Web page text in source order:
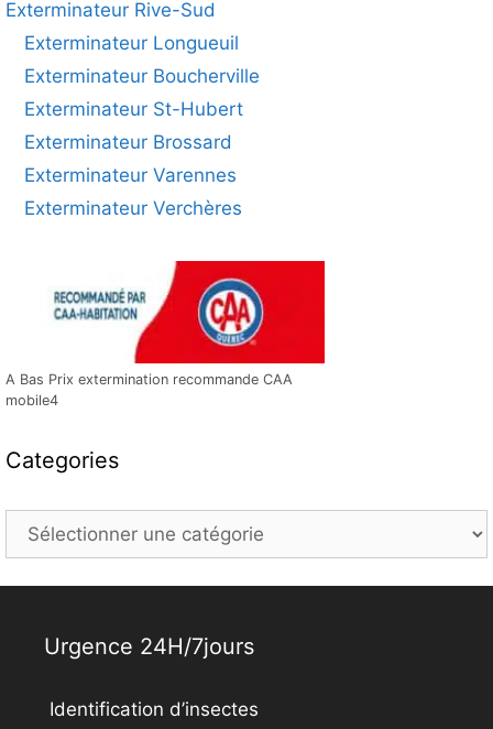
Exterminateur Rive-Sud
Exterminateur Longueuil
Exterminateur Boucherville
Exterminateur St-Hubert
Exterminateur Brossard
Exterminateur Varennes
Exterminateur Verchères
A Bas Prix extermination recommande CAA
mobile4
Categories
Categories
Urgence 24H/7jours
Identification d’insectes